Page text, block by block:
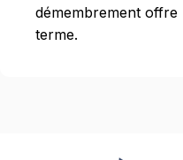
démembrement
terme.